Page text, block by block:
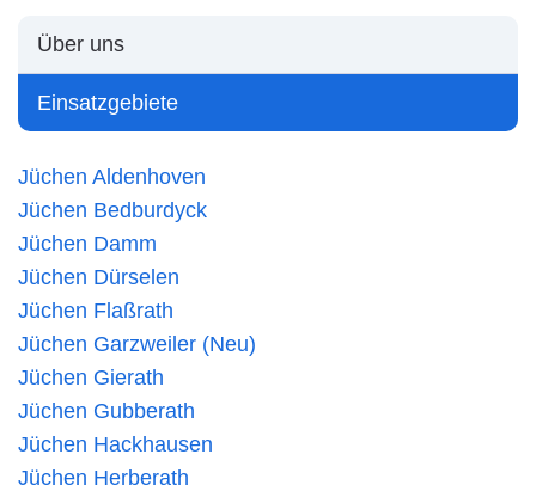
Über uns
Einsatzgebiete
Jüchen Aldenhoven
Jüchen Bedburdyck
Jüchen Damm
Jüchen Dürselen
Jüchen Flaßrath
Jüchen Garzweiler (Neu)
Jüchen Gierath
Jüchen Gubberath
Jüchen Hackhausen
Jüchen Herberath